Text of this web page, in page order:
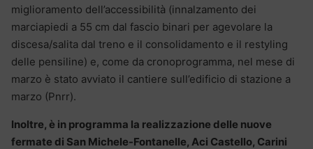
miglioramento dell’accessibilità (innalzamento dei
marciapiedi a 55 cm dal fascio binari per agevolare la
discesa/salita dal treno e il consolidamento e il restyling
delle pensiline) e, come da cronoprogramma, nel mese di
marzo è stato avviato il cantiere sull’edificio di stazione a
marzo (Pnrr).
Inoltre, è in programma la realizzazione delle nuove
fermate di San Michele-Fontanelle, Aci Castello, Carini